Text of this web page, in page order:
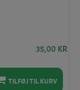
35,00 KR
TILFØJ TIL KURV